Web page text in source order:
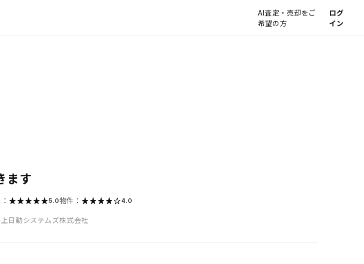
AI査定・売却をご
希望の方
ログ
イン
ます
5.0物件： 4.0
日動システムズ株式会社